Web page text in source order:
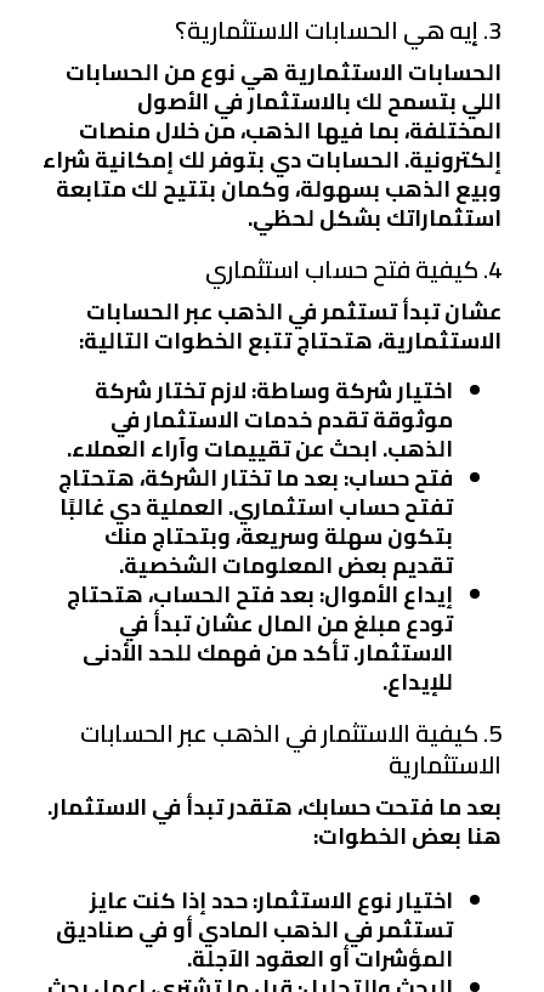
3. إيه هي الحسابات الاستثمارية؟
الحسابات الاستثمارية هي نوع من الحسابات
اللي بتسمح لك بالاستثمار في الأصول
المختلفة، بما فيها الذهب، من خلال منصات
إلكترونية. الحسابات دي بتوفر لك إمكانية شراء
وبيع الذهب بسهولة، وكمان بتتيح لك متابعة
استثماراتك بشكل لحظي.
4. كيفية فتح حساب استثماري
عشان تبدأ تستثمر في الذهب عبر الحسابات
الاستثمارية، هتحتاج تتبع الخطوات التالية:
اختيار شركة وساطة: لازم تختار شركة
موثوقة تقدم خدمات الاستثمار في
الذهب. ابحث عن تقييمات وآراء العملاء.
فتح حساب: بعد ما تختار الشركة، هتحتاج
تفتح حساب استثماري. العملية دي غالبًا
بتكون سهلة وسريعة، وبتحتاج منك
تقديم بعض المعلومات الشخصية.
إيداع الأموال: بعد فتح الحساب، هتحتاج
تودع مبلغ من المال عشان تبدأ في
الاستثمار. تأكد من فهمك للحد الأدنى
للإيداع.
5. كيفية الاستثمار في الذهب عبر الحسابات
الاستثمارية
بعد ما فتحت حسابك، هتقدر تبدأ في الاستثمار.
هنا بعض الخطوات:
اختيار نوع الاستثمار: حدد إذا كنت عايز
تستثمر في الذهب المادي أو في صناديق
المؤشرات أو العقود الآجلة.